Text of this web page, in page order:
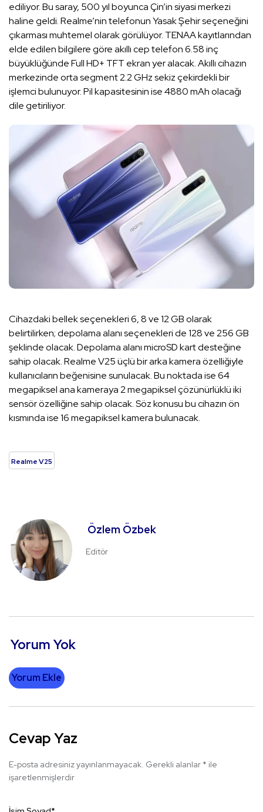
ediliyor. Bu saray, 500 yıl boyunca Çin’in siyasi merkezi
haline geldi. Realme’nin telefonun Yasak Şehir seçeneğini
çıkarması muhtemel olarak görülüyor. TENAA kayıtlarından
elde edilen bilgilere göre akıllı cep telefon 6.58 inç
büyüklüğünde Full HD+ TFT ekran yer alacak. Akıllı cihazın
merkezinde orta segment 2.2 GHz sekiz çekirdekli bir
işlemci bulunuyor. Pil kapasitesinin ise 4880 mAh olacağı
dile getiriliyor.
Cihazdaki bellek seçenekleri 6, 8 ve 12 GB olarak
belirtilirken; depolama alanı seçenekleri de 128 ve 256 GB
şeklinde olacak. Depolama alanı microSD kart desteğine
sahip olacak. Realme V25 üçlü bir arka kamera özelliğiyle
kullanıcıların beğenisine sunulacak. Bu noktada ise 64
megapiksel ana kameraya 2 megapiksel çözünürlüklü iki
sensör özelliğine sahip olacak. Söz konusu bu cihazın ön
kısmında ise 16 megapiksel kamera bulunacak.
Realme V25
Özlem Özbek
Editör
Yorum Yok
Yorum Ekle
Cevap Yaz
E-posta adresiniz yayınlanmayacak. Gerekli alanlar * ile
işaretlenmişlerdir